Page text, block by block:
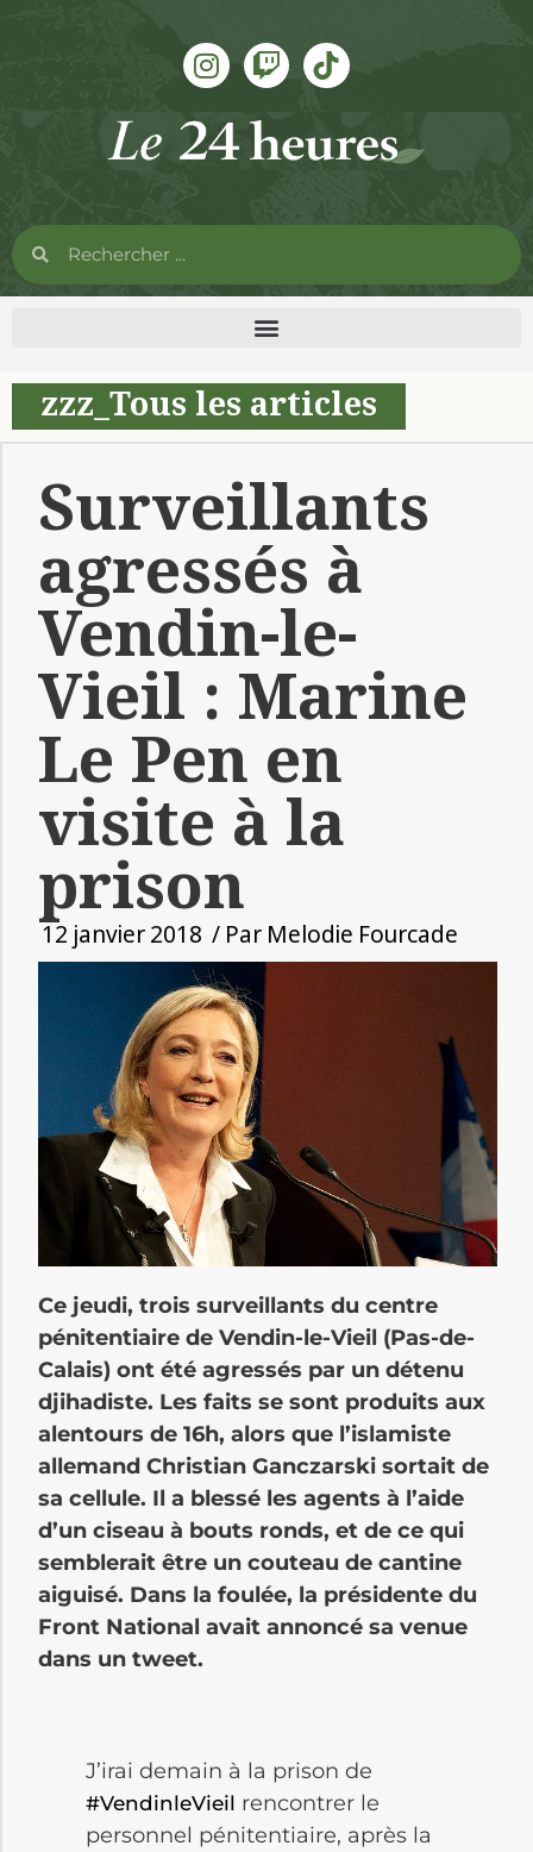
zzz_Tous les articles
Surveillants
agressés à
Vendin-le-
Vieil : Marine
Le Pen en
visite à la
prison
12 janvier 2018 / Par Melodie Fourcade
Ce jeudi, trois surveillants du centre
pénitentiaire de Vendin-le-Vieil (Pas-de-
Calais) ont été agressés par un détenu
djihadiste. Les faits se sont produits aux
alentours de 16h, alors que l’islamiste
allemand Christian Ganczarski sortait de
sa cellule. Il a blessé les agents à l’aide
d’un ciseau à bouts ronds, et de ce qui
semblerait être un couteau de cantine
aiguisé. Dans la foulée, la présidente du
Front National avait annoncé sa venue
dans un tweet.
J’irai demain à la prison de
#VendinleVieil rencontrer le
personnel pénitentiaire, après la